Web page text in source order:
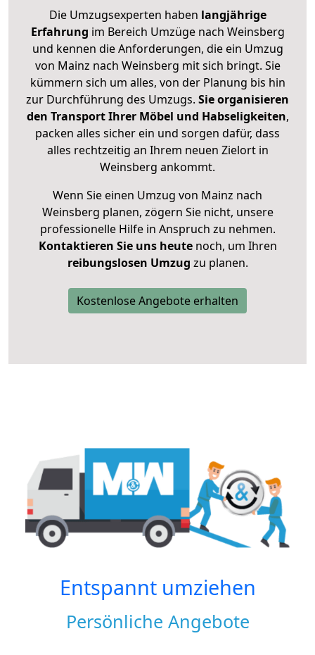
Die Umzugsexperten haben langjährige
Erfahrung im Bereich Umzüge nach Weinsberg
und kennen die Anforderungen, die ein Umzug
von Mainz nach Weinsberg mit sich bringt. Sie
kümmern sich um alles, von der Planung bis hin
zur Durchführung des Umzugs. Sie organisieren
den Transport Ihrer Möbel und Habseligkeiten,
packen alles sicher ein und sorgen dafür, dass
alles rechtzeitig an Ihrem neuen Zielort in
Weinsberg ankommt.
Wenn Sie einen Umzug von Mainz nach
Weinsberg planen, zögern Sie nicht, unsere
professionelle Hilfe in Anspruch zu nehmen.
Kontaktieren Sie uns heutenoch, um Ihren
reibungslosen Umzug zu planen.
Kostenlose Angebote erhalten
Entspannt umziehen
Persönliche Angebote